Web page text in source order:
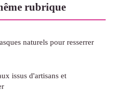
rubrique
naturels pour resserrer
issus d'artisans et